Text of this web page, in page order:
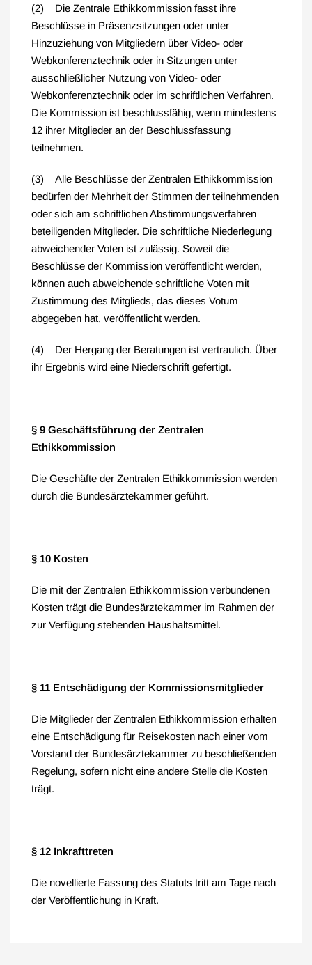
(2) Die Zentrale Ethikkommission fasst ihre
Beschlüsse in Präsenzsitzungen oder unter
Hinzuziehung von Mitgliedern über Video- oder
Webkonferenztechnik oder in Sitzungen unter
ausschließlicher Nutzung von Video- oder
Webkonferenztechnik oder im schriftlichen Verfahren.
Die Kommission ist beschlussfähig, wenn mindestens
12 ihrer Mitglieder an der Beschlussfassung
teilnehmen.
(3) Alle Beschlüsse der Zentralen Ethikkommission
bedürfen der Mehrheit der Stimmen der teilnehmenden
oder sich am schriftlichen Abstimmungsverfahren
beteiligenden Mitglieder. Die schriftliche Niederlegung
abweichender Voten ist zulässig. Soweit die
Beschlüsse der Kommission veröffentlicht werden,
können auch abweichende schriftliche Voten mit
Zustimmung des Mitglieds, das dieses Votum
abgegeben hat, veröffentlicht werden.
(4) Der Hergang der Beratungen ist vertraulich. Über
ihr Ergebnis wird eine Niederschrift gefertigt.
§ 9 Geschäftsführung der Zentralen
Ethikkommission
Die Geschäfte der Zentralen Ethikkommission werden
durch die Bundesärztekammer geführt.
§ 10 Kosten
Die mit der Zentralen Ethikkommission verbundenen
Kosten trägt die Bundesärztekammer im Rahmen der
zur Verfügung stehenden Haushaltsmittel.
§ 11 Entschädigung der Kommissionsmitglieder
Die Mitglieder der Zentralen Ethikkommission erhalten
eine Entschädigung für Reisekosten nach einer vom
Vorstand der Bundesärztekammer zu beschließenden
Regelung, sofern nicht eine andere Stelle die Kosten
trägt.
§ 12 Inkrafttreten
Die novellierte Fassung des Statuts tritt am Tage nach
der Veröffentlichung in Kraft.